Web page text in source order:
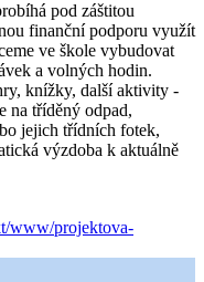
pod záštitou
finanční podporu využít
ve škole vybudovat
a volných hodin.
knížky, další aktivity -
na tříděný odpad,
jejich třídních fotek,
výzdoba k aktuálně
www/projektova-